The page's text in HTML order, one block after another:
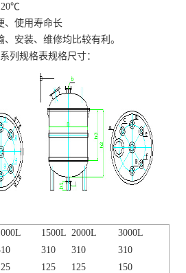
、使用寿命长
安装、维修均比较有利。
列规格表规格尺寸：
1500L 2000L
3000L
310 310
310
125 125
150